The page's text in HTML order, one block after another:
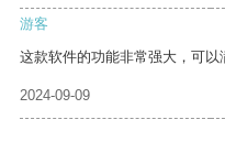
游客
这款软件的功能非常强大，可以
2024-09-09